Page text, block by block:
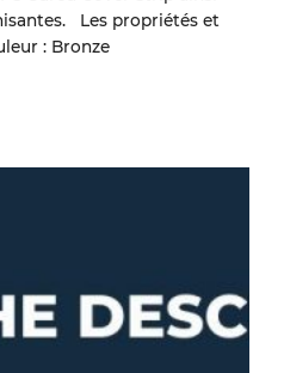
Les propriétés et
: Bronze